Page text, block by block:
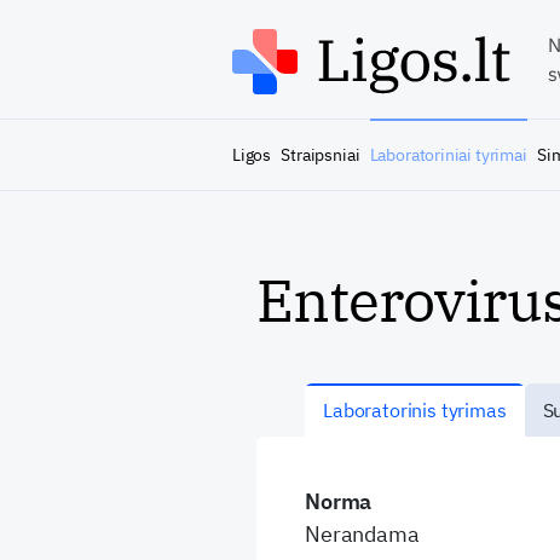
Ligos Straipsniai Laboratoriniai tyrimai
Laboratorinis tyrimas
Norma
Nerandama